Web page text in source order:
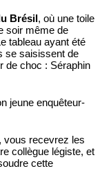
Brésil , où une toile
soir même de
tableau ayant été
se saisissent de
de choc : Séraphin
jeune enquêteur-
, vous recevrez les
collègue légiste, et
cette